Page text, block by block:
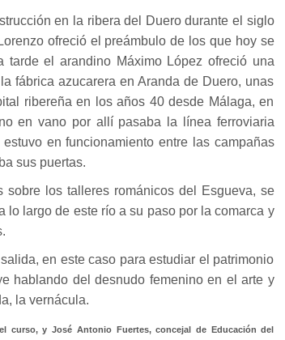
en la ribera del Duero durante el siglo
ofreció el preámbulo de los que hoy se
el arandino Máximo López ofreció una
fábrica azucarera en Aranda de Duero, unas
ribereña en los años 40 desde Málaga, en
en vano por allí pasaba la línea ferroviaria
en funcionamiento entre las campañas
sus puertas.
sobre los talleres románicos del Esgueva, se
lo largo de este río a su paso por la comarca y
en este caso para estudiar el patrimonio
hablando del desnudo femenino en el arte y
la vernácula.
curso, y José Antonio Fuertes, concejal de Educación del